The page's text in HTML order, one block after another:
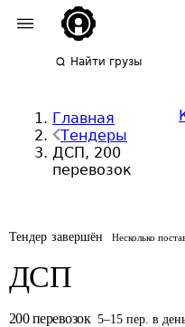
Найти грузы
Главная
Тендеры
ДСП, 200
перевозок
Тендер завершён Несколько
ДСП
200 перевозок 5–15 пер. в